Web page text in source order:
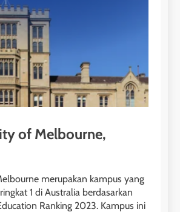
of Melbourne,
merupakan kampus yang
1 di Australia berdasarkan
Ranking 2023. Kampus ini